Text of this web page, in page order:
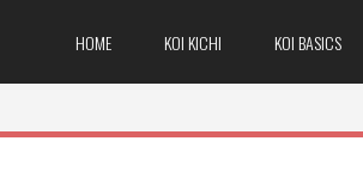
HOME KOI KICHI KOI BASICS